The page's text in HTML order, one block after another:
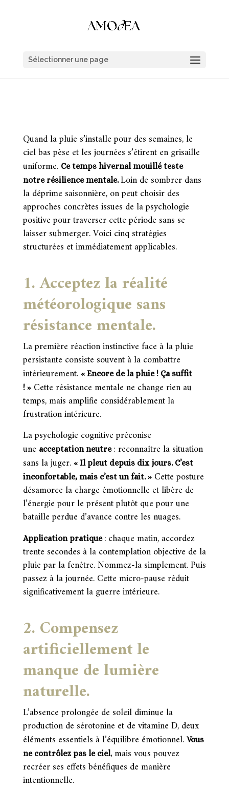
Sélectionner une page
Quand la pluie s’installe pour des semaines, le
ciel bas pèse et les journées s’étirent en grisaille
uniforme. Ce temps hivernal mouillé teste
notre résilience mentale. Loin de sombrer dans
la déprime saisonnière, on peut choisir des
approches concrètes issues de la psychologie
positive pour traverser cette période sans se
laisser submerger. Voici cinq stratégies
structurées et immédiatement applicables.
1. Acceptez la réalité
météorologique sans
résistance mentale.
La première réaction instinctive face à la pluie
persistante consiste souvent à la combattre
intérieurement. « Encore de la pluie ! Ça suffit
! »Cette résistance mentale ne change rien au
temps, mais amplifie considérablement la
frustration intérieure.
La psychologie cognitive préconise
une acceptation neutre : reconnaître la situation
sans la juger. « Il pleut depuis dix jours. C’est
inconfortable, mais c’est un fait. »Cette posture
désamorce la charge émotionnelle et libère de
l’énergie pour le présent plutôt que pour une
bataille perdue d’avance contre les nuages.
Application pratique: chaque matin, accordez
trente secondes à la contemplation objective de la
pluie par la fenêtre. Nommez-la simplement. Puis
passez à la journée. Cette micro-pause réduit
significativement la guerre intérieure.
2. Compensez
artificiellement le
manque de lumière
naturelle.
L’absence prolongée de soleil diminue la
production de sérotonine et de vitamine D, deux
éléments essentiels à l’équilibre émotionnel. Vous
ne contrôlez pas le ciel, mais vous pouvez
recréer ses effets bénéfiques de manière
intentionnelle.